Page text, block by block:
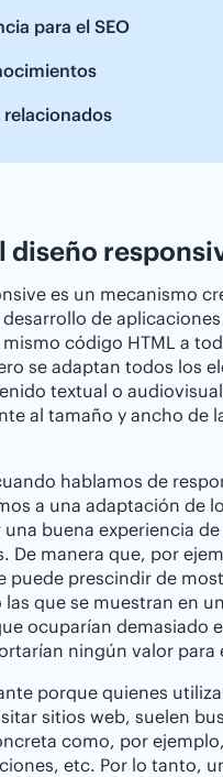
para el SEO
diseño
es un mecanismo
de
código HTML a
se adaptan todos los
textual o
al tamaño y ancho de
hablamos de
a una adaptación de
buena experiencia
De manera que, por
puede prescindir de
que se muestran en
ocuparían demasiado
ningún valor para
porque quienes
sitios web, suelen
como, por
etc. Por lo tanto,